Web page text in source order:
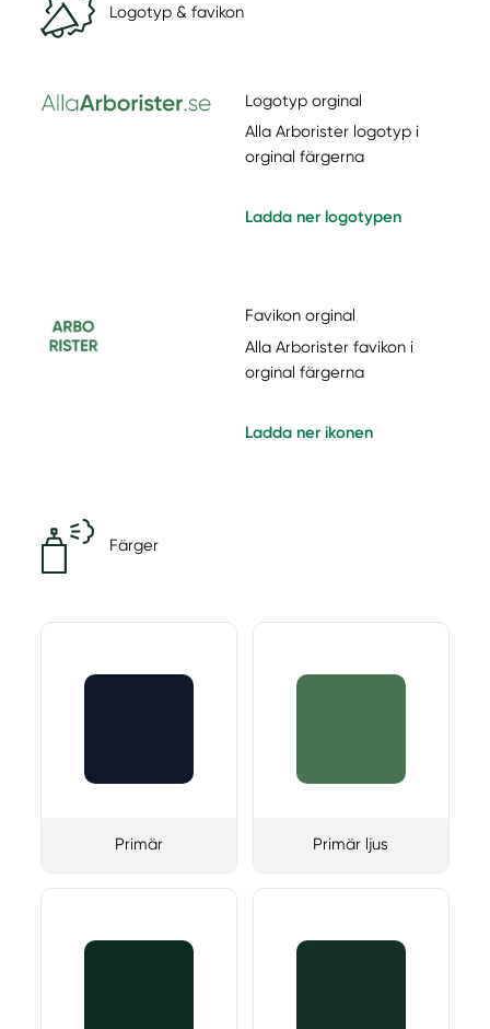
Logotyp & favikon
Logotyp orginal
Alla Arborister logotyp i
orginal färgerna
Ladda ner logotypen
Favikon orginal
Alla Arborister favikon i
orginal färgerna
Ladda ner ikonen
Färger
Primär Primär ljus